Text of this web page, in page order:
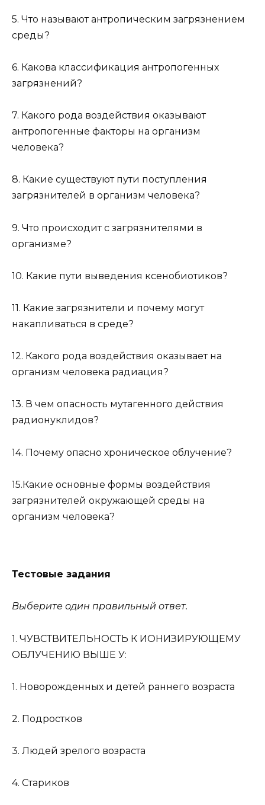
5. Что называют антропическим загрязнением
среды?
6. Какова классификация антропогенных
загрязнений?
7. Какого рода воздействия оказывают
антропогенные факторы на организм
человека?
8. Какие существуют пути поступления
загрязнителей в организм человека?
9. Что происходит с загрязнителями в
организме?
10. Какие пути выведения ксенобиотиков?
11. Какие загрязнители и почему могут
накапливаться в среде?
12. Какого рода воздействия оказывает на
организм человека радиация?
13. В чем опасность мутагенного действия
радионуклидов?
14. Почему опасно хроническое облучение?
15.Какие основные формы воздействия
загрязнителей окружающей среды на
организм человека?
Тестовые задания
Выберите один правильный ответ.
1. ЧУВСТВИТЕЛЬНОСТЬ К ИОНИЗИРУЮЩЕМУ
ОБЛУЧЕНИЮ ВЫШЕ У:
1. Новорожденных и детей раннего возраста
2. Подростков
3. Людей зрелого возраста
4. Стариков